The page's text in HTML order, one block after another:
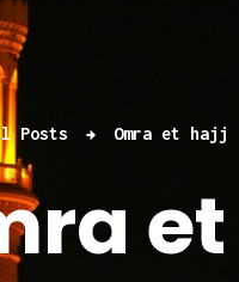
Posts Omra et hajj